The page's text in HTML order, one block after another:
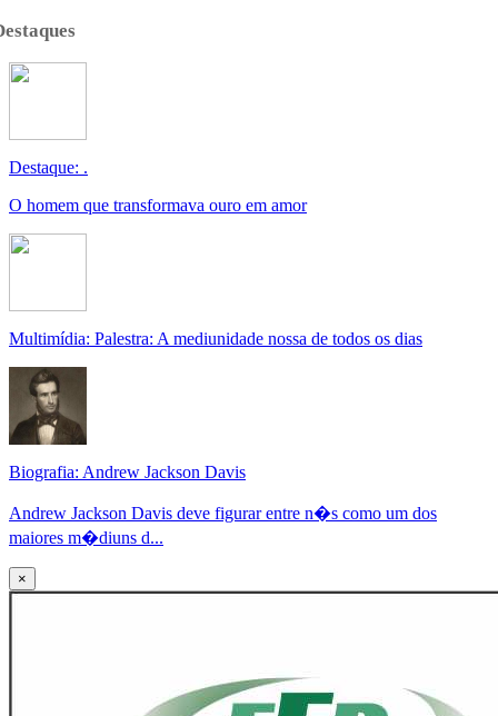
Destaque: .
O homem que transformava ouro em amor
Multimídia: Palestra: A mediunidade nossa de todos os dias
Biografia: Andrew Jackson Davis
Andrew Jackson Davis deve figurar entre n�s como um dos
maiores m�diuns d...
×